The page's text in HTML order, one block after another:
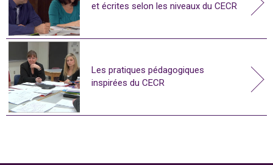
et écrites selon les niveaux du CECR
Les pratiques pédagogiques
inspirées du CECR